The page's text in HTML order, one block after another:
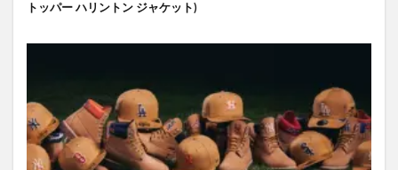
トッパー ハリントン ジャケット)